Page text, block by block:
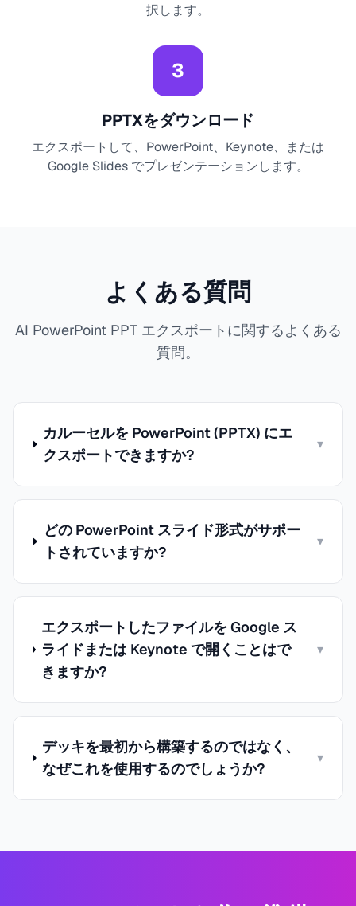
択します。
3
PPTXをダウンロード
エクスポートして、PowerPoint、Keynote、または
Google Slides でプレゼンテーションします。
よくある質問
AI PowerPoint PPT エクスポートに関するよくある
質問。
カルーセルを PowerPoint (PPTX) にエ
クスポートできますか?
▾
どの PowerPoint スライド形式がサポー
トされていますか?
▾
エクスポートしたファイルを Google ス
ライドまたは Keynote で開くことはで
きますか?
▾
デッキを最初から構築するのではなく、
なぜこれを使用するのでしょうか?
▾